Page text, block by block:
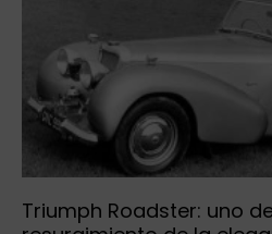
Triumph Roadster: uno